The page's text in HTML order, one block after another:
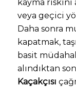
kayma
veya geçici
Daha sonra
kapatmak,
basit
alındıktan
Kaçakçısı